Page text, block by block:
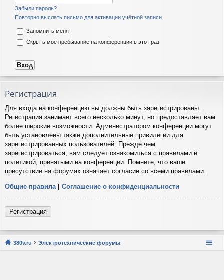
Забыли пароль?
Повторно выслать письмо для активации учётной записи
Запомнить меня
Скрыть моё пребывание на конференции в этот раз
Регистрация
Для входа на конференцию вы должны быть зарегистрированы.
Регистрация занимает всего несколько минут, но предоставляет вам
более широкие возможности. Администратором конференции могут
быть установлены также дополнительные привилегии для
зарегистрированных пользователей. Прежде чем
зарегистрироваться, вам следует ознакомиться с правилами и
политикой, принятыми на конференции. Помните, что ваше
присутствие на форумах означает согласие со всеми правилами.
Общие правила | Соглашение о конфиденциальности
Регистрация
380v.ru Электротехнические форумы